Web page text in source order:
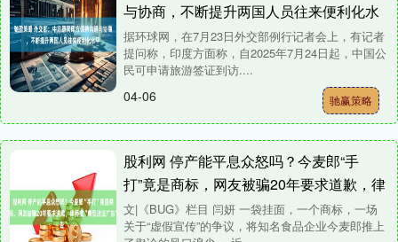
与协商，不断提升两国人员往来便利化水
平
据环球网，在7月23日外交部例行记者会上，有记者
提问称，印度方面称，自2025年7月24日起，中国公
民可申请旅游签证到访....
04-06 驰赢策略
股利网 停产能平息众怒吗？今麦郎“手
打”竟是商标，网友被骗20年要求道歉，律
师批“典型违法广告”
文|《BUG》栏目 闫妍 一袋挂面，一个商标，一场
关于“虚假宣传”的争议，将知名食品企业今麦郎推上